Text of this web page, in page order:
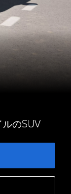
のSUV